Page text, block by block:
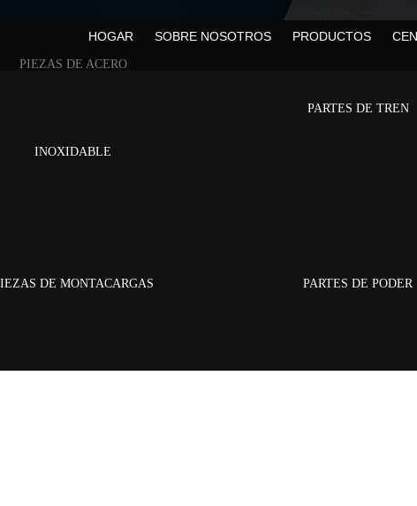
HOGAR SOBRE NOSOTROS PRODUCTOS
Piezas de tren-XK-TR001 (vidrio soluble / sol de
PIEZAS DE ACERO
INOXIDABLE
PARTES DE TREN
DE MONTACARGAS PARTES DE PODER